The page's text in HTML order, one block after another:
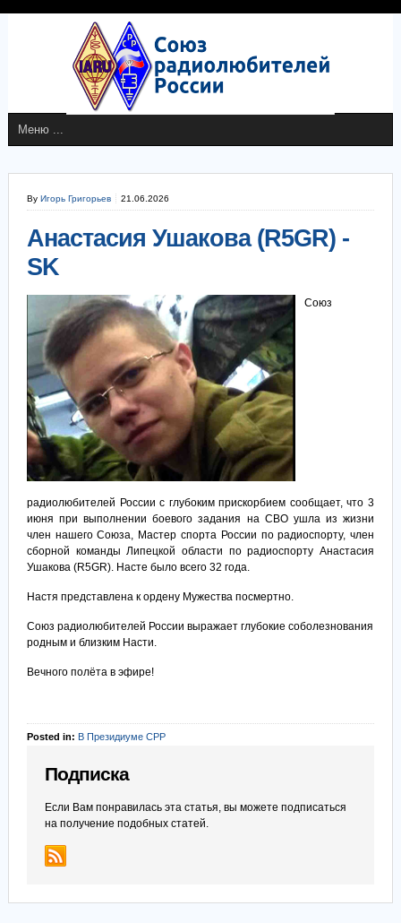
By Игорь Григорьев 21.06.2026
Анастасия Ушакова (R5GR) -
SK
Союз
радиолюбителей России с глубоким прискорбием сообщает, что 3
июня при выполнении боевого задания на СВО ушла из жизни
член нашего Союза, Мастер спорта России по радиоспорту, член
сборной команды Липецкой области по радиоспорту Анастасия
Ушакова (R5GR). Насте было всего 32 года.
Настя представлена к ордену Мужества посмертно.
Союз радиолюбителей России выражает глубокие соболезнования
родным и близким Насти.
Вечного полёта в эфире!
Posted in: В Президиуме СРР
Подписка
Если Вам понравилась эта статья, вы можете подписаться
на получение подобных статей.